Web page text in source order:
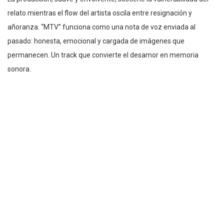
relato mientras el flow del artista oscila entre resignación y
añoranza. “MTV” funciona como una nota de voz enviada al
pasado: honesta, emocional y cargada de imágenes que
permanecen. Un track que convierte el desamor en memoria
sonora.